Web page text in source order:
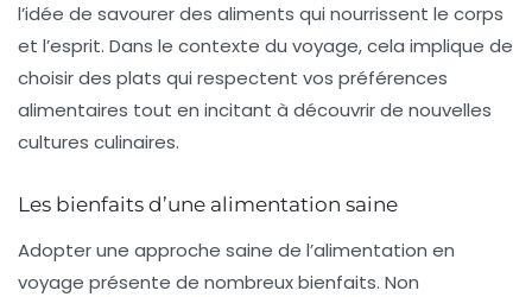
l’idée de savourer des aliments qui nourrissent le corps
et l’esprit. Dans le contexte du voyage, cela implique de
choisir des plats qui respectent vos préférences
alimentaires tout en incitant à découvrir de nouvelles
cultures culinaires.
Les bienfaits d’une alimentation saine
Adopter une approche saine de l’alimentation en
voyage présente de nombreuxbienfaits. Non